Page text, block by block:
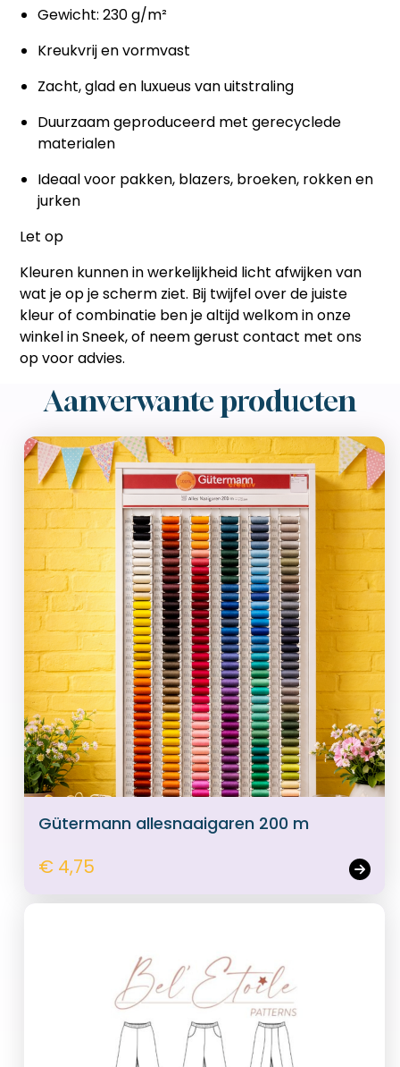
Gewicht: 230 g/m²
Kreukvrij en vormvast
Zacht, glad en luxueus van uitstraling
Duurzaam geproduceerd met gerecyclede
materialen
Ideaal voor pakken, blazers, broeken, rokken en
jurken
Let op
Kleuren kunnen in werkelijkheid licht afwijken van
wat je op je scherm ziet. Bij twijfel over de juiste
kleur of combinatie ben je altijd welkom in onze
winkel in Sneek, of neem gerust contact met ons
op voor advies.
Aanverwante producten
Gütermann allesnaaigaren 200 m
€ 4,75